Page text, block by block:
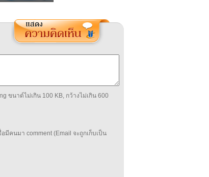
ขนาด์ไม่เกิน 100 KB, กว้างไม่เกิน 600
อมีคนมา comment (Email จะถูกเก็บเป็น